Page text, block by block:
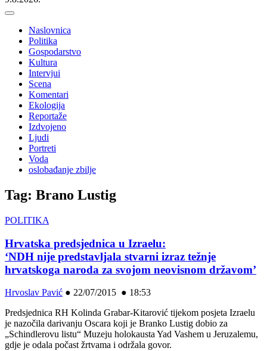
Naslovnica
Politika
Gospodarstvo
Kultura
Intervjui
Scena
Komentari
Ekologija
Reportaže
Izdvojeno
Ljudi
Portreti
Voda
oslobađanje zbilje
Tag: Brano Lustig
POLITIKA
Hrvatska predsjednica u Izraelu:
‘NDH nije predstavljala stvarni izraz težnje
hrvatskoga naroda za svojom neovisnom državom’
Hrvoslav Pavić ● 22/07/2015 ● 18:53
Predsjednica RH Kolinda Grabar-Kitarović tijekom posjeta Izraelu
je nazočila darivanju Oscara koji je Branko Lustig dobio za
„Schindlerovu listu“ Muzeju holokausta Yad Vashem u Jeruzalemu,
gdje je odala počast žrtvama i održala govor.